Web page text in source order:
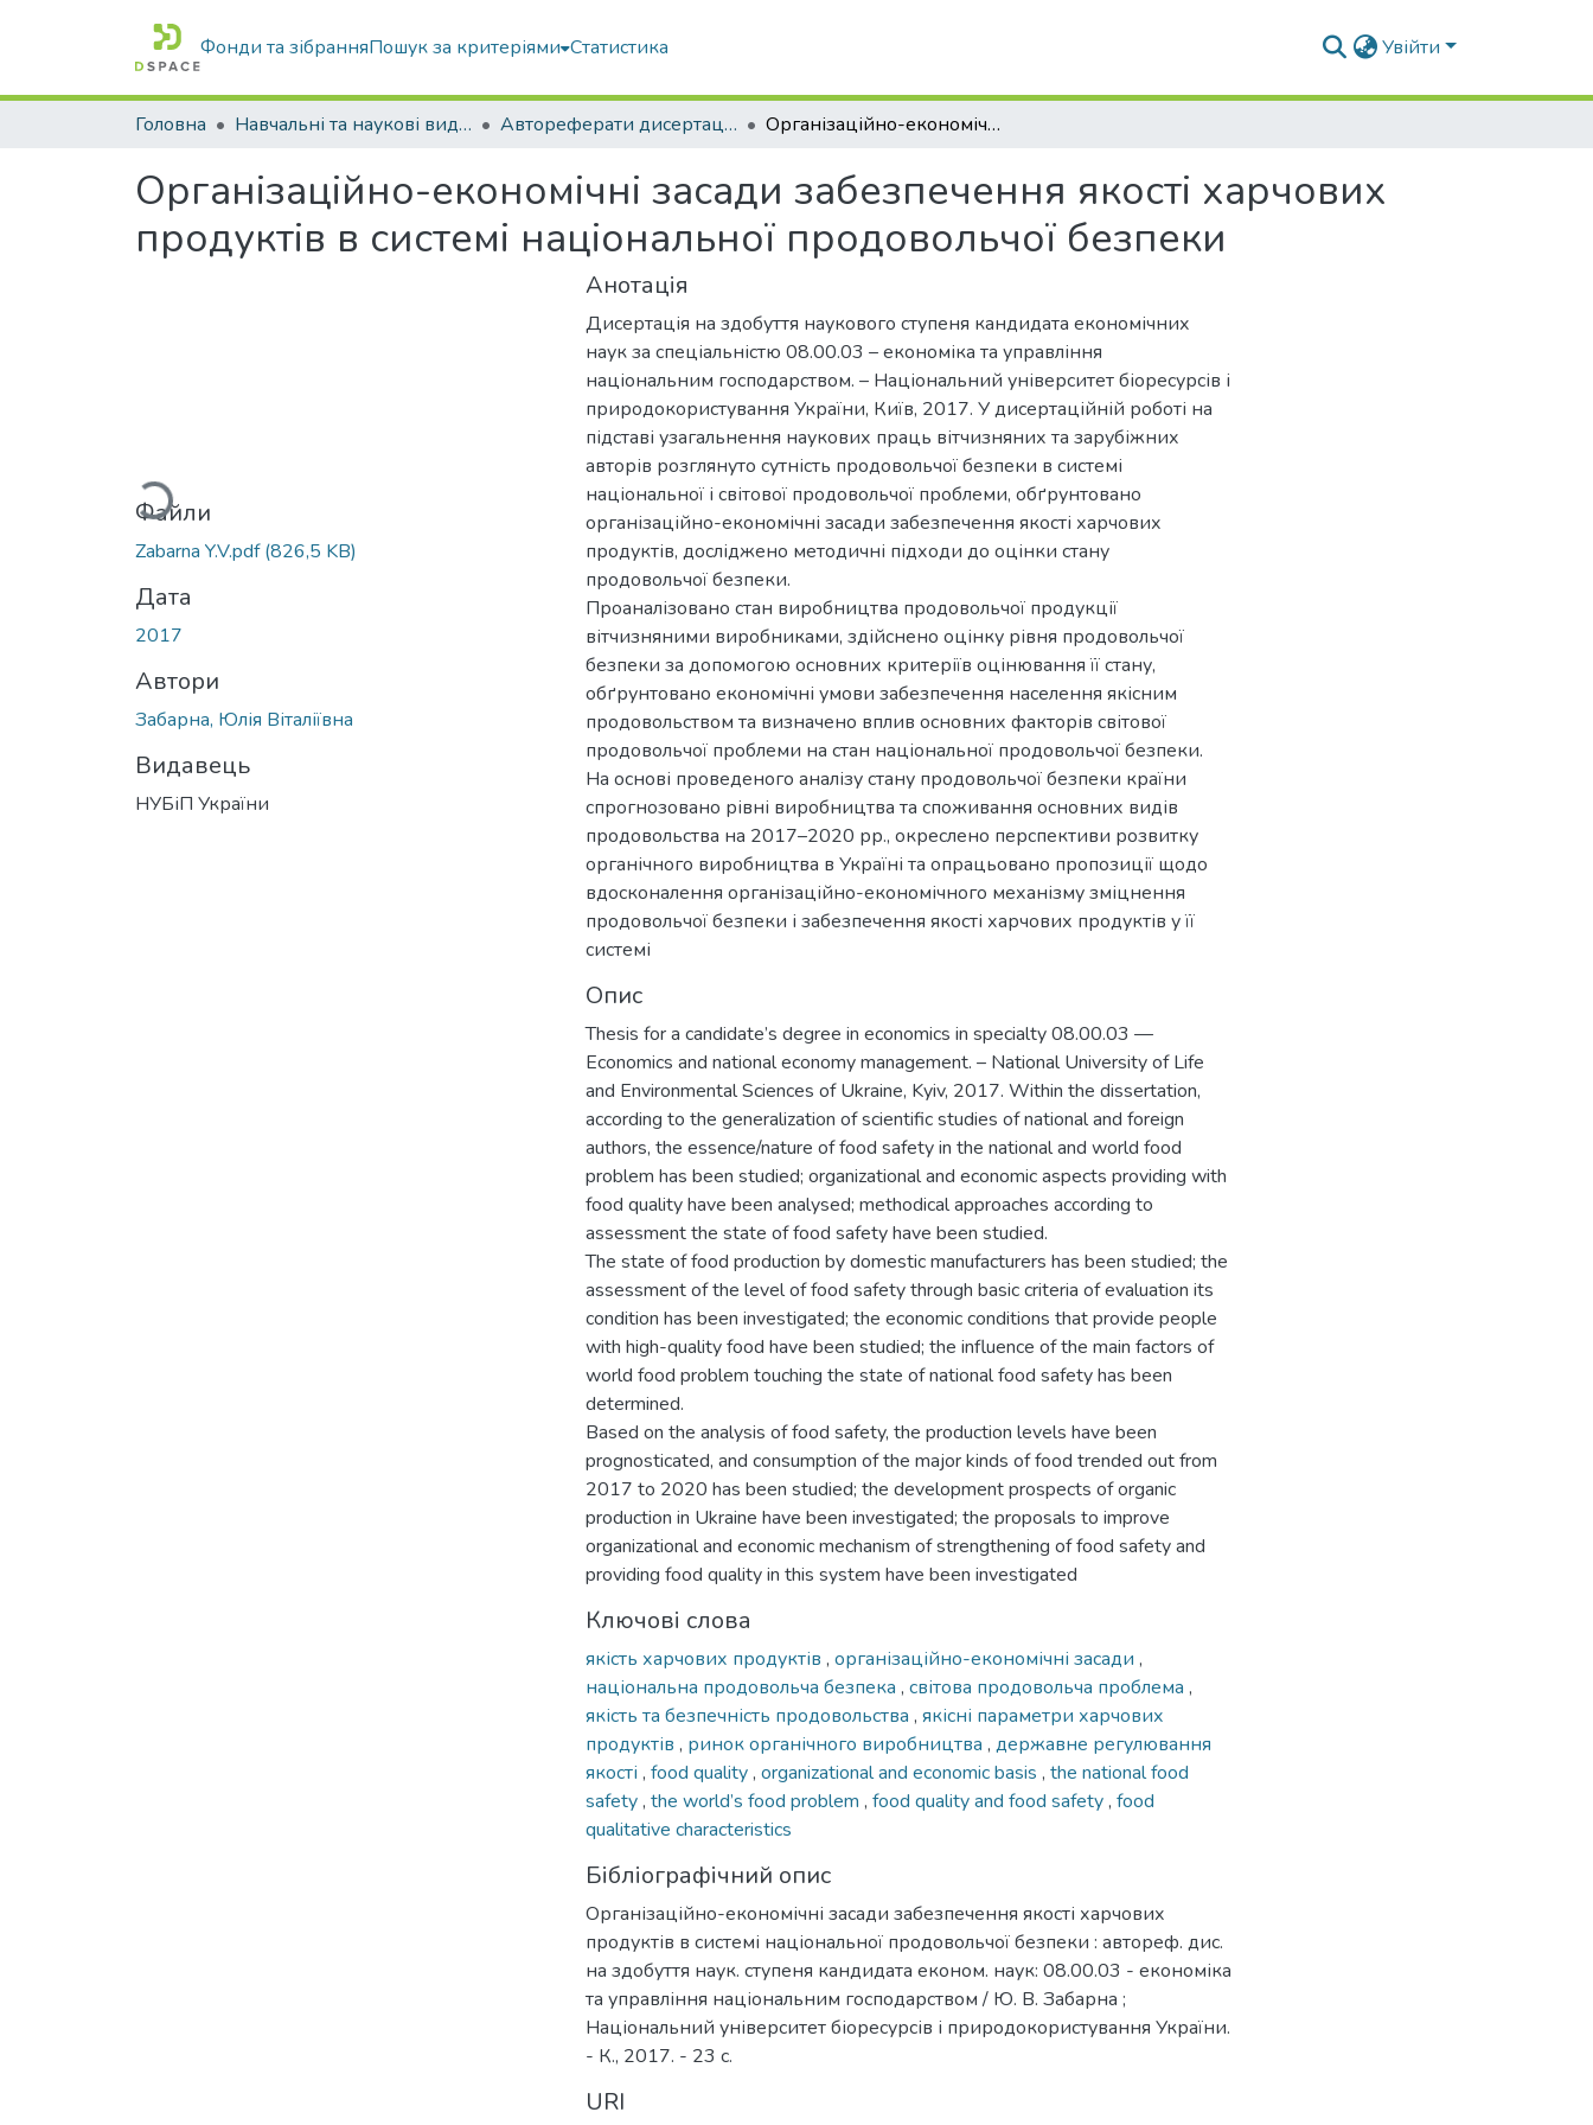
Фонди та зібранняПошук за критеріями Статистика Увійти
Головна Навчальні та наукові видання Автореферати дисертацій та дисертації Організаційно-економічні засади забезпечення якості харчових продуктів в системі національної продовольчої безпеки
Організаційно-економічні засади забезпечення якості харчових
продуктів в системі національної продовольчої безпеки
Вантажиться...
Файли
Zabarna Y.V.pdf(826,5 KB)
Дата
2017
Автори
Забарна, Юлія Віталіївна
Видавець
НУБіП України
Анотація
Дисертація на здобуття наукового ступеня кандидата економічних
наук за спеціальністю 08.00.03 – економіка та управління
національним господарством. – Національний університет біоресурсів і
природокористування України, Київ, 2017. У дисертаційній роботі на
підставі узагальнення наукових праць вітчизняних та зарубіжних
авторів розглянуто сутність продовольчої безпеки в системі
національної і світової продовольчої проблеми, обґрунтовано
організаційно-економічні засади забезпечення якості харчових
продуктів, досліджено методичні підходи до оцінки стану
продовольчої безпеки.
Проаналізовано стан виробництва продовольчої продукції
вітчизняними виробниками, здійснено оцінку рівня продовольчої
безпеки за допомогою основних критеріїв оцінювання її стану,
обґрунтовано економічні умови забезпечення населення якісним
продовольством та визначено вплив основних факторів світової
продовольчої проблеми на стан національної продовольчої безпеки.
На основі проведеного аналізу стану продовольчої безпеки країни
спрогнозовано рівні виробництва та споживання основних видів
продовольства на 2017–2020 рр., окреслено перспективи розвитку
органічного виробництва в Україні та опрацьовано пропозиції щодо
вдосконалення організаційно-економічного механізму зміцнення
продовольчої безпеки і забезпечення якості харчових продуктів у її
системі
Опис
Thesis for a candidate’s degree in economics in specialty 08.00.03 —
Economics and national economy management. – National University of Life
and Environmental Sciences of Ukraine, Kyiv, 2017. Within the dissertation,
according to the generalization of scientific studies of national and foreign
authors, the essence/nature of food safety in the national and world food
problem has been studied; organizational and economic aspects providing with
food quality have been analysed; methodical approaches according to
assessment the state of food safety have been studied.
The state of food production by domestic manufacturers has been studied; the
assessment of the level of food safety through basic criteria of evaluation its
condition has been investigated; the economic conditions that provide people
with high-quality food have been studied; the influence of the main factors of
world food problem touching the state of national food safety has been
determined.
Based on the analysis of food safety, the production levels have been
prognosticated, and consumption of the major kinds of food trended out from
2017 to 2020 has been studied; the development prospects of organic
production in Ukraine have been investigated; the proposals to improve
organizational and economic mechanism of strengthening of food safety and
providing food quality in this system have been investigated
Ключові слова
якість харчових продуктів , організаційно-економічні засади ,
національна продовольча безпека , світова продовольча проблема ,
якість та безпечність продовольства , якісні параметри харчових
продуктів , ринок органічного виробництва , державне регулювання
якості , food quality, organizational and economic basis , the national food
safety, the world’s food problem , food quality and food safety, food
qualitative characteristics
Бібліографічний опис
Організаційно-економічні засади забезпечення якості харчових
продуктів в системі національної продовольчої безпеки : автореф. дис.
на здобуття наук. ступеня кандидата економ. наук: 08.00.03 - економіка
та управління національним господарством / Ю. В. Забарна ;
Національний університет біоресурсів і природокористування України.
- К., 2017. - 23 с.
URI